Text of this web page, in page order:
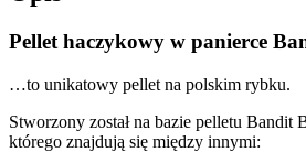
Pellet haczykowy w panierce
…to unikatowy pellet na polskim rybku.
Stworzony został na bazie pelletu Bandit
którego znajdują się między innymi: